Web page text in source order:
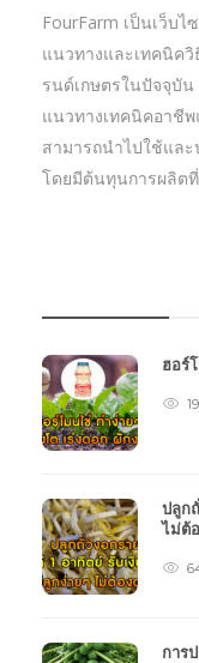
FourFarm เป็นเว็บ
แนวทางและเทคนิค
รนด์เกษตรในปัจจุบั
แนวทางเทคนิคอาชีพ
สามารถนำไปใช้แล
โดยมีต้นทุนการผลิต
ฮอร์
ปลูก
ไม่ต้
การ